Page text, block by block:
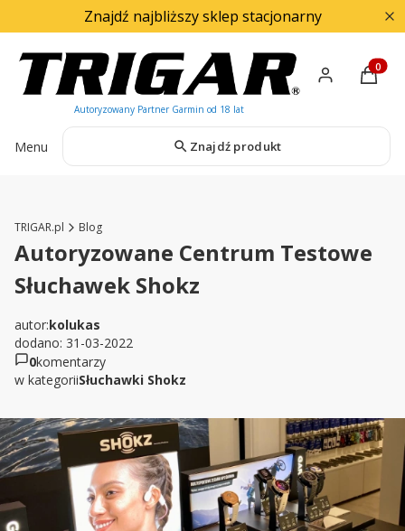
Znajdź najbliższy sklep stacjonarny
Menu Znajdź produkt
TRIGAR.pl Blog
Autoryzowane Centrum Testowe
Słuchawek Shokz
autor:kolukas
dodano: 31-03-2022
0komentarzy
w kategoriiSłuchawki Shokz